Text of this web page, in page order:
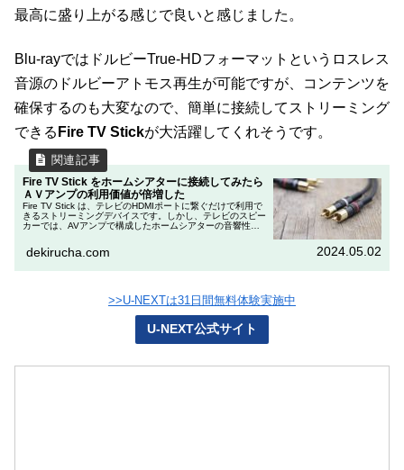
最高に盛り上がる感じで良いと感じました。
Blu-rayではドルビーTrue-HDフォーマットというロスレス
音源のドルビーアトモス再生が可能ですが、コンテンツを
確保するのも大変なので、簡単に接続してストリーミング
できる Fire TV Stickが大活躍してくれそうです。
Fire TV Stick をホームシアターに接続してみたら
ＡＶアンプの利用価値が倍増した
Fire TV Stick は、テレビのHDMIポートに繋ぐだけで利用で
きるストリーミングデバイスです。しかし、テレビのスピー
カーでは、AVアンプで構成したホームシアターの音響性能
dekirucha.com 2024.05.02
>>U-NEXTは31日間無料体験実施中
U-NEXT公式サイト